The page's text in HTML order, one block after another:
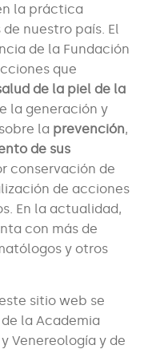
la práctica
nuestro país. El
de la Fundación
que
de la piel de la
la generación y
la prevención,
de sus
conservación de
de acciones
En la actualidad,
con más de
y otros
sitio web se
la Academia
Venereología y de